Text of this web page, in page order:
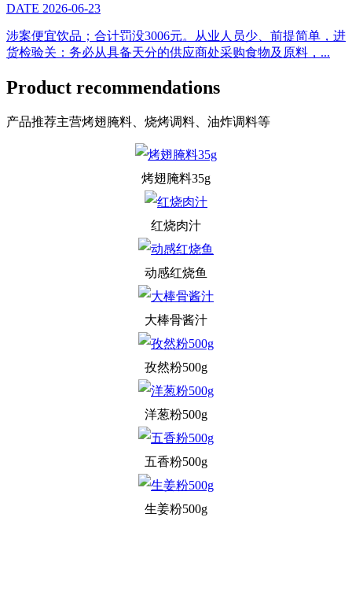
DATE 2026-06-23
涉案便宜饮品；合计罚没3006元。从业人员少、前提简单，进
货检验关：务必从具备天分的供应商处采购食物及原料，...
Product recommendations
产品推荐主营烤翅腌料、烧烤调料、油炸调料等
烤翅腌料35g
红烧肉汁
动感红烧鱼
大棒骨酱汁
孜然粉500g
洋葱粉500g
五香粉500g
生姜粉500g